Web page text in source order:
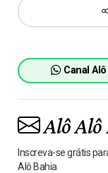
Canal Alô
Alô Alô
Inscreva-se grátis
Alô Bahia